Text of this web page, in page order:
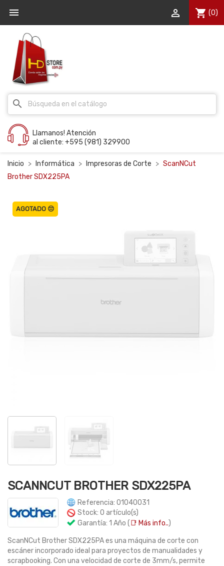
 shopping_cart (0)

search
Llamanos! Atención
al cliente: +595 (981) 329900
Inicio Informática Impresoras de Corte
ScanNCut
Brother SDX225PA
AGOTADO 😔
SCANNCUT BROTHER SDX225PA
Referencia: 01040031
Stock: 0 artículo(s)
Garantía: 1 Año (📑 Más info..)
ScanNCut Brother SDX225PA es una máquina de corte con
escáner incorporado ideal para proyectos de manualidades y
scrapbooking. Con una velocidad de corte de 3mm/s, permite